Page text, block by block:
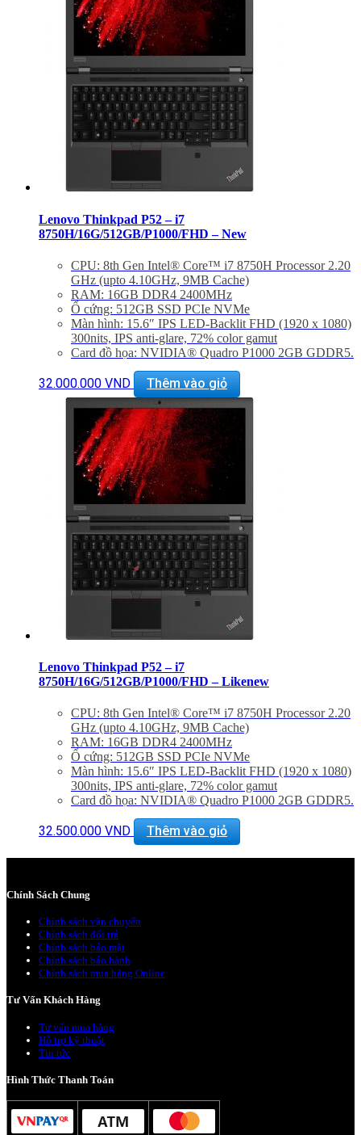
Lenovo Thinkpad P52 – i7
8750H/16G/512GB/P1000/FHD – New
CPU: 8th Gen Intel® Core™ i7 8750H Processor 2.20
GHz (upto 4.10GHz, 9MB Cache)
RAM: 16GB DDR4 2400MHz
Ổ cứng: 512GB SSD PCIe NVMe
Màn hình: 15.6″ IPS LED-Backlit FHD (1920 x 1080)
300nits, IPS anti-glare, 72% color gamut
Card đồ họa: NVIDIA® Quadro P1000 2GB GDDR5.
32.000.000 VND Thêm vào giỏ
Lenovo Thinkpad P52 – i7
8750H/16G/512GB/P1000/FHD – Likenew
CPU: 8th Gen Intel® Core™ i7 8750H Processor 2.20
GHz (upto 4.10GHz, 9MB Cache)
RAM: 16GB DDR4 2400MHz
Ổ cứng: 512GB SSD PCIe NVMe
Màn hình: 15.6″ IPS LED-Backlit FHD (1920 x 1080)
300nits, IPS anti-glare, 72% color gamut
Card đồ họa: NVIDIA® Quadro P1000 2GB GDDR5.
Máy Likenew Bảo Hành 12 tháng – BH Lenovo toàn
cầu 2021
Hỗ trợ cài đặt phần mềm miễn phí trọn đời
Giảm giá 20% khi mua phụ kiện
32.500.000 VND Thêm vào giỏ
Chính Sách Chung
Chính sách vận chuyển
Chính sách đổi trả
Chính sách bảo mật
Chính sách bảo hành
Chính sách mua hàng Online
Tư Vấn Khách Hàng
Tư vấn mua hàng
Hỗ trợ kỹ thuật
Tin tức
Hình Thức Thanh Toán